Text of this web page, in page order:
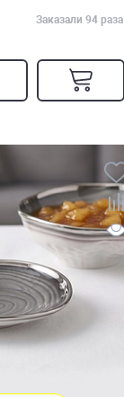
Заказали 94 раза